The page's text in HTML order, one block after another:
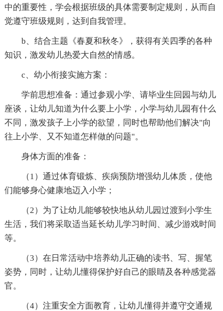
中的重要性，学会根据班级的具体需要制定规则，从而自
觉遵守班级规则，达到自我管理。
b、结合主题《春夏和秋冬》，获得有关四季的各种
知识，激发幼儿热爱大自然的情感。
c、幼小衔接实施方案：
学前思想准备：通过参观小学、请毕业生回园与幼儿
座谈，让幼儿知道为什么要上小学，小学与幼儿园有什么
不同，激发孩子上小学的欲望，同时也帮助他们解决"向
往上小学、又不知道怎样做的问题"。
身体方面的准备：
（1）通过体育锻炼、疾病预防增强幼儿体质，使他
们能够身心健康地迈入小学；
（2）为了让幼儿能够较快地从幼儿园过渡到小学生
生活，我们将采取适当延长幼儿学习时间、减少游戏时间
等。
（3）在日常活动中培养幼儿正确的读书、写、握笔
姿势，同时，让幼儿懂得保护好自己的眼睛及各种感觉器
官。
（4）注重安全方面教育，让幼儿懂得并遵守交通规